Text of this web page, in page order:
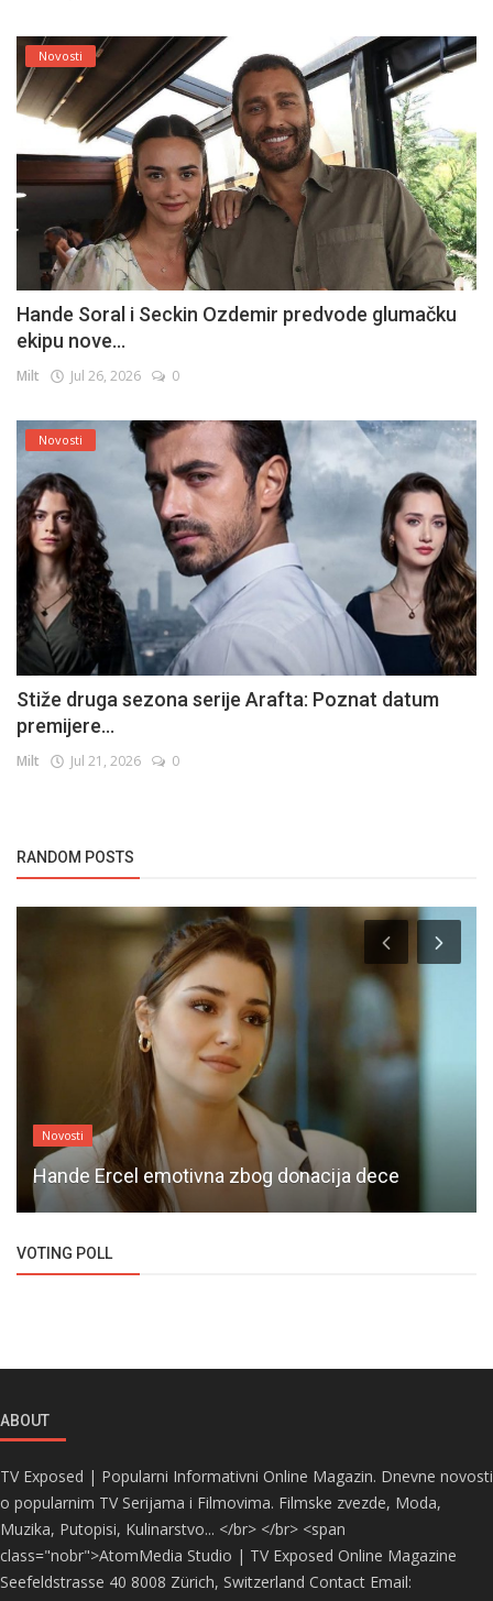
Novosti
Hande Soral i Seckin Ozdemir predvode glumačku
ekipu nove...
Milt Jul 26, 2026 0
Novosti
Stiže druga sezona serije Arafta: Poznat datum
premijere...
Milt Jul 21, 2026 0
RANDOM POSTS
Novosti
Hande Ercel emotivna zbog donacija dece
VOTING POLL
ABOUT
TV Exposed | Popularni Informativni Online Magazin. Dnevne novosti
o popularnim TV Serijama i Filmovima. Filmske zvezde, Moda,
Muzika, Putopisi, Kulinarstvo... </br> </br> <span
class="nobr">AtomMedia Studio | TV Exposed Online Magazine
Seefeldstrasse 40 8008 Zürich, Switzerland Contact Email: